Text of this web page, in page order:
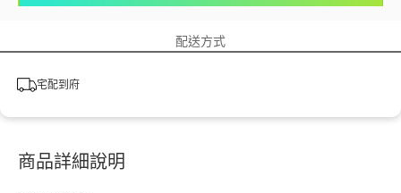
配送方式
宅配到府
商品詳細說明